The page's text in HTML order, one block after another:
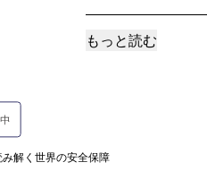
読者限定
もっと読む
解く世界の安全保障